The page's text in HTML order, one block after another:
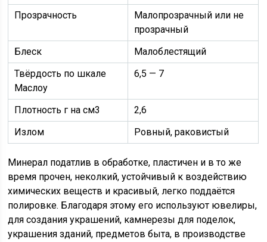
Прозрачность
Малопрозрачный или не
прозрачный
Блеск
Малоблестящий
Твёрдость по шкале
Маслоу
6,5 — 7
Плотность г на см3
2,6
Излом
Ровный, раковистый
Минерал податлив в обработке, пластичен и в то же
время прочен, неколкий, устойчивый к воздействию
химических веществ и красивый, легко поддаётся
полировке. Благодаря этому его используют ювелиры,
для создания украшений, камнерезы для поделок,
украшения зданий, предметов быта, в производстве